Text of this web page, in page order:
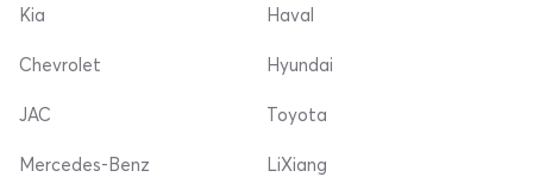
Kia
Chevrolet
Haval
Hyundai
JAC
Mercedes-Benz
Toyota
LiXiang